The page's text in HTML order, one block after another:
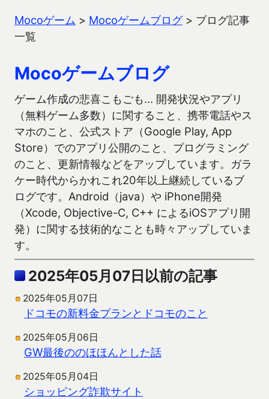
Mocoゲーム > Mocoゲームブログ> ブログ記事
一覧
Mocoゲームブログ
ゲーム作成の悲喜こもごも… 開発状況やアプリ
（無料ゲーム多数）に関すること、携帯電話やス
マホのこと、公式ストア（Google Play, App
Store）でのアプリ公開のこと、プログラミング
のこと、更新情報などをアップしています。ガラ
ケー時代からかれこれ20年以上継続しているブ
ログです。Android（java）や iPhone開発
（Xcode, Objective-C, C++ によるiOSアプリ開
発）に関する技術的なことも時々アップしていま
す。
2025年05月07日以前の記事
2025年05月07日
ドコモの新料金プランとドコモのこと
2025年05月06日
GW最後ののほほんとした話
2025年05月04日
ショッピング詐欺サイト